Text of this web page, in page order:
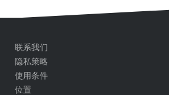
联系我们
隐私策略
使用条件
位置